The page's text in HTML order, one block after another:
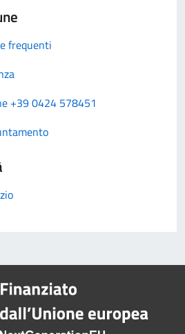
frequenti
+39 0424 578451